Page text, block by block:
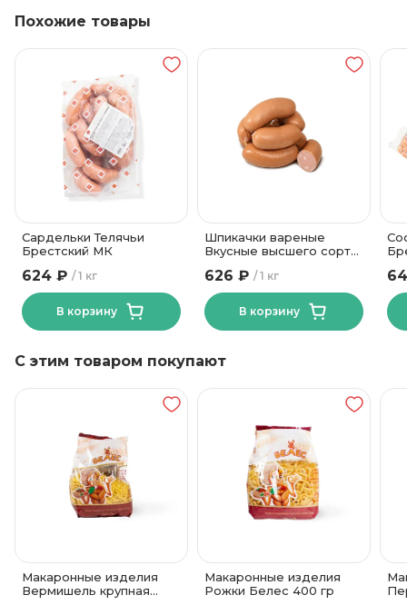
Похожие товары
Сардельки Телячьи
Брестский МК
1 кг
624 ₽
В корзину
Шпикачки вареные
Вкусные высшего сорта
1 кг
626 ₽
В корзину
С этим товаром покупают
Макаронные изделия
Вермишель крупная
Макаронные изделия
Рожки Белес 400 гр